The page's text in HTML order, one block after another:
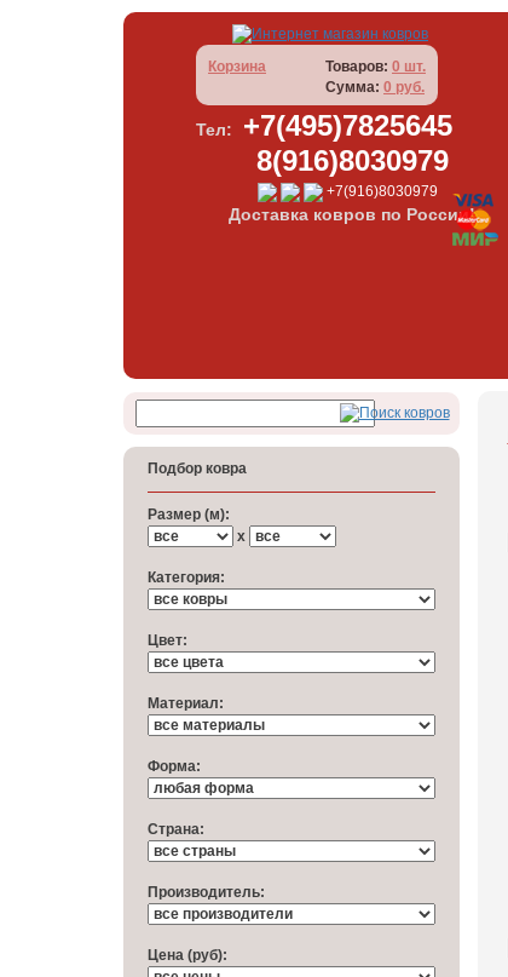
Корзина Товаров: 0 шт.
Сумма: 0 руб.
Тел:
+7(495)7825645
8(916)8030979
+7(916)8030979
Доставка ковров по России!
Подбор ковра
Размер (м):
x
Категория:
Цвет:
Материал:
Форма:
Cтрана:
Производитель:
Цена (руб):